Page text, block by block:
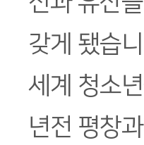
갖게 됐습
세계 청소
년전 평창